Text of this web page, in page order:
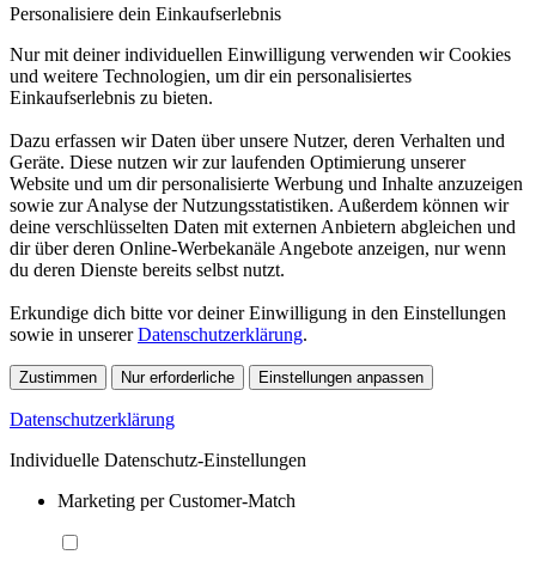
Personalisiere dein Einkaufserlebnis
Nur mit deiner individuellen Einwilligung verwenden wir Cookies
und weitere Technologien, um dir ein personalisiertes
Einkaufserlebnis zu bieten.
Dazu erfassen wir Daten über unsere Nutzer, deren Verhalten und
Geräte. Diese nutzen wir zur laufenden Optimierung unserer
Website und um dir personalisierte Werbung und Inhalte anzuzeigen
sowie zur Analyse der Nutzungsstatistiken. Außerdem können wir
deine verschlüsselten Daten mit externen Anbietern abgleichen und
dir über deren Online-Werbekanäle Angebote anzeigen, nur wenn
du deren Dienste bereits selbst nutzt.
Erkundige dich bitte vor deiner Einwilligung in den Einstellungen
sowie in unsererDatenschutzerklärung.
Zustimmen Nur erforderliche Einstellungen anpassen
Datenschutzerklärung
Individuelle Datenschutz-Einstellungen
Marketing per Customer-Match